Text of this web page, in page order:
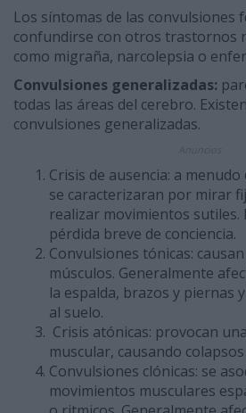
Los síntomas de las convulsiones
confundirse con otros trastornos
como migraña, narcolepsia o
Convulsiones generalizadas:
todas las áreas del cerebro.
convulsiones generalizadas.
Crisis de ausencia: a
se caracterizaran por mirar
realizar movimientos sutiles.
pérdida breve de conciencia.
Convulsiones tónicas:
músculos. Generalmente
la espalda, brazos y piernas
al suelo.
Crisis atónicas: provocan
muscular, causando colapsos
Convulsiones clónicas: se
movimientos musculares